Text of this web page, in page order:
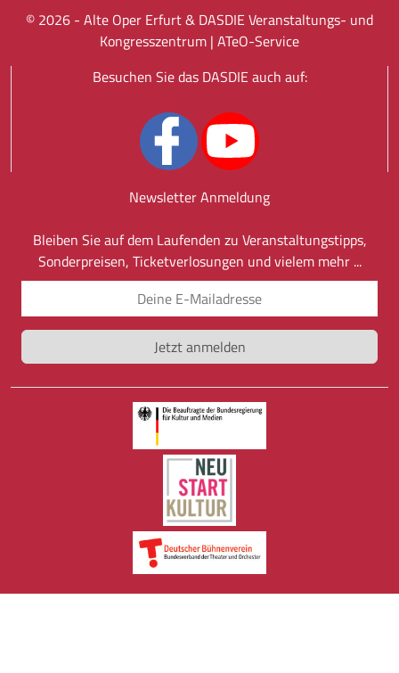
© 2026 - Alte Oper Erfurt & DASDIE Veranstaltungs- und
Kongresszentrum | ATeO-Service
Besuchen Sie das DASDIE auch auf:
Newsletter Anmeldung
Bleiben Sie auf dem Laufenden zu Veranstaltungstipps,
Sonderpreisen, Ticketverlosungen und vielem mehr ...